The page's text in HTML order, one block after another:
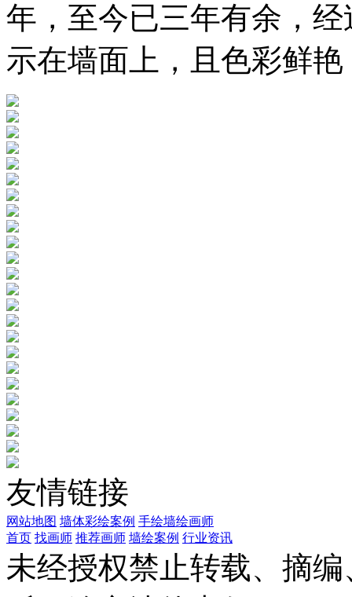
年，至今已三年有余，
示在墙面上，且色彩鲜
友情链接
网站地图 墙体彩绘案例 手绘墙绘画师
首页 找画师 推荐画师 墙绘案例 行业资讯
未经授权禁止转载、摘